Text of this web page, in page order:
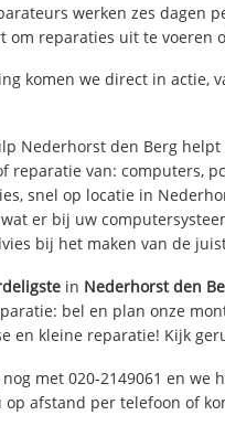
werken zes dagen
om reparaties uit te voeren
komen we direct in actie,
Nederhorst den Berg
reparatie van: computers,
snel op locatie in
er bij uw
bij het maken van de
in Nederhorst den
bel en plan onze
en kleine reparatie! Kijk
met 020-2149061 en we
op afstand per telefoon of